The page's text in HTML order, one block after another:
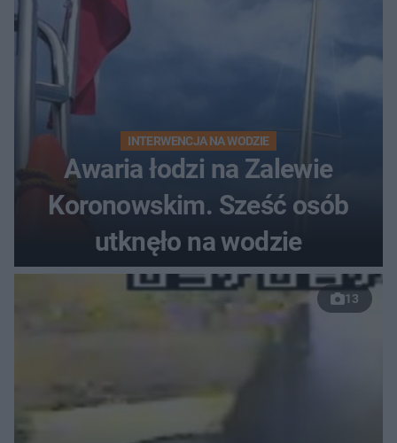
INTERWENCJA NA WODZIE
Awaria łodzi na Zalewie
Koronowskim. Sześć osób
utknęło na wodzie
13